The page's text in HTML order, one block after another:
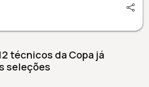
técnicos da Copa já
seleções